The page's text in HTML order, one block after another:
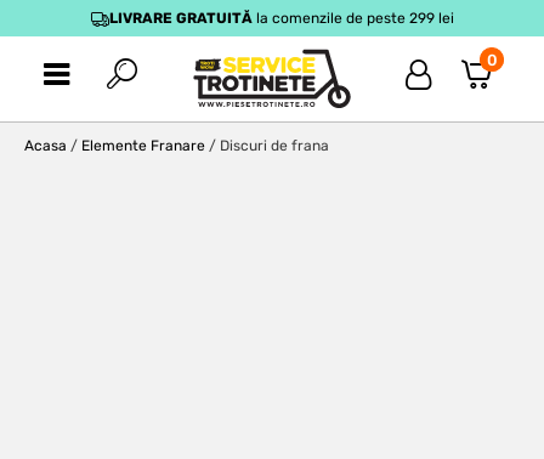
LIVRARE GRATUITĂla comenzile de peste 299 lei
0
Acasa / Elemente Franare / Discuri de frana